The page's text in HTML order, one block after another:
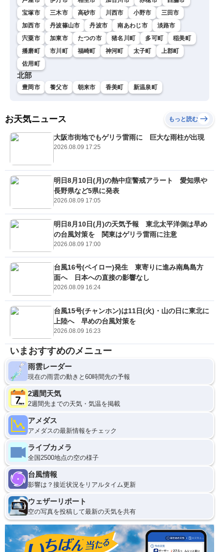
宝塚市
三木市 高砂市 川西市 小野市
三田市
加西市
丹波篠山市 丹波市 南あわじ市
淡路市
宍粟市
加東市 たつの市 猪名川町 多可町
稲美町
播磨町
市川町 福崎町 神河町 太子町
上郡町
佐用町
北部
豊岡市 養父市 朝来市 香美町 新温泉町
お天気ニュース もっと読む
大阪市街地でもゲリラ雷雨に 巨大な雨柱が出現
2026.08.09 17:25
明日8月10日(月)の熱中症警戒アラート 愛知県や
長野県など5県に発表
2026.08.09 17:05
明日8月10日(月)の天気予報 東北太平洋側は早め
の台風対策を 関東はゲリラ雷雨に注意
2026.08.09 17:00
台風16号(ペイロー)発生 東寄りに進み南鳥島方
面へ 日本への直接の影響なし
2026.08.09 16:24
台風15号(チャンホン)は11日(火)・山の日に東北に
上陸へ 早めの台風対策を
2026.08.09 16:23
いまおすすめのメニュー
雨雲レーダー
現在の雨雲の動きと60時間先の予報
2週間天気
2週間先までの天気・気温を掲載
アメダス
アメダスの最新情報をチェック
ライブカメラ
全国2500地点の空の様子
台風情報
影響は？接近状況をリアルタイム更新
ウェザーリポート
空の写真を投稿して最新の天気を共有